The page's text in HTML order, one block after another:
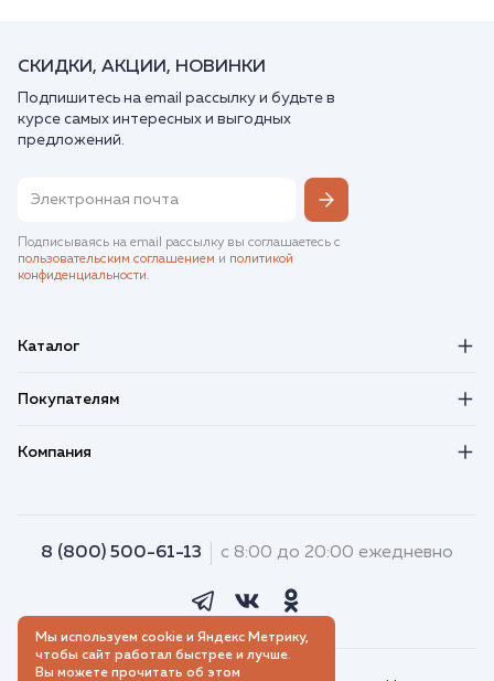
СКИДКИ, АКЦИИ, НОВИНКИ
Подпишитесь на email рассылку и будьте в
курсе самых интересных и выгодных
предложений.
Подписываясь на email рассылку вы соглашаетесь с
пользовательским соглашением и политикой
конфиденциальности.
Каталог
Покупателям
Компания
8 (800) 500-61-13 с 8:00 до 20:00 ежедневно
Мы используем cookie и Яндекс Метрику,
чтобы сайт работал быстрее и лучше.
Вы можете прочитать об этом